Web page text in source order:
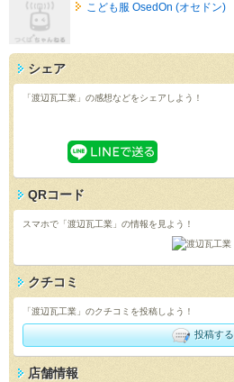
こども服 OsedOn (オセドン)
シェア
「渡辺瓦工業」の感想などをシェアしよう！
QRコード
スマホで「渡辺瓦工業」の情報を見よう！
クチコミ
「渡辺瓦工業」のクチコミを投稿しよう！
投稿する
店舗情報